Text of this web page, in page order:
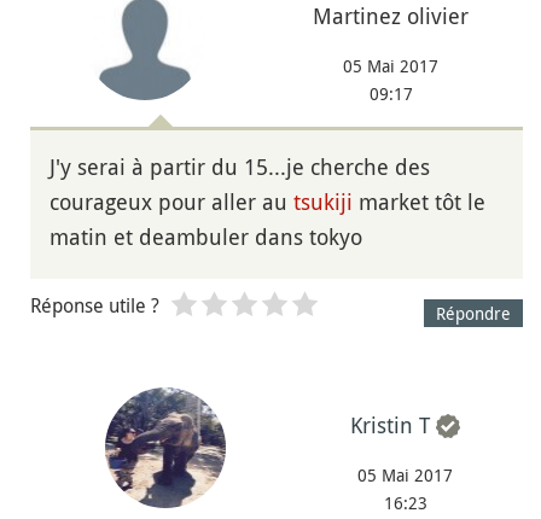
Martinez olivier
05 Mai 2017
09:17
J'y serai à partir du 15...je cherche des
courageux pour aller au tsukiji market tôt le
matin et deambuler dans tokyo
Répondre
Réponse utile ?
Kristin T
05 Mai 2017
16:23